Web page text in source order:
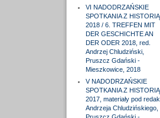
VI NADODRZAŃSKIE
SPOTKANIA Z HISTORIĄ
2018 / 6. TREFFEN MIT
DER GESCHICHTE AN
DER ODER 2018, red.
Andrzej Chludziński,
Pruszcz Gdański -
Mieszkowice, 2018
V NADODRZAŃSKIE
SPOTKANIA Z HISTORIĄ
2017, materiały pod
Andrzeja Chludzińskiego,